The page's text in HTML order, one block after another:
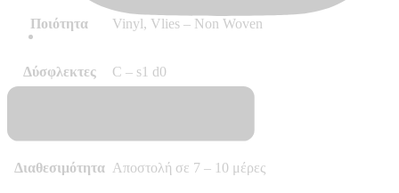
Ποιότητα Vinyl, Vlies – Non Woven
Δύσφλεκτες C – s1 d0
Διαθεσιμότητα Αποστολή σε 7 – 10 μέρες